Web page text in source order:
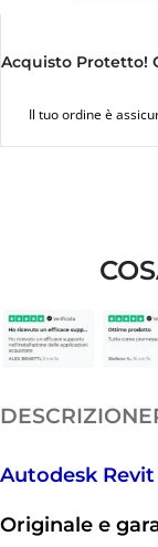
Acquisto Protetto!
Il tuo ordine è
DESCRIZIONE
Autodesk
Originale e